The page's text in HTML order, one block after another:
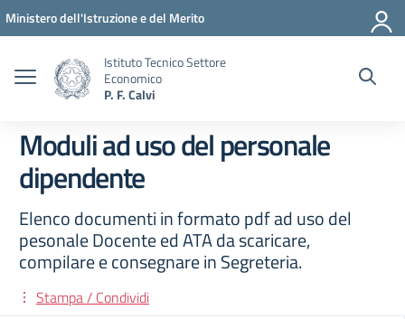
Vai ai contenuti
Vai al menu di navigazione
Vai al footer
Ministero dell'Istruzione e del Merito
Istituto Tecnico Settore
Economico
P. F. Calvi
Moduli ad uso del personale
dipendente
Elenco documenti in formato pdf ad uso del
pesonale Docente ed ATA da scaricare,
compilare e consegnare in Segreteria.
Stampa / Condividi